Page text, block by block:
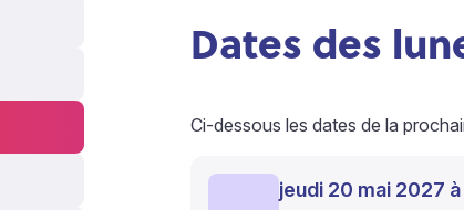
Dates des
Ci-dessous les dates de la
jeudi 20 mai 2027